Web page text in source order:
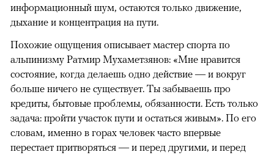
информационный шум, остаются только движение,
дыхание и концентрация на пути.
Похожие ощущения описывает мастер спорта по
альпинизму Ратмир Мухаметзянов: «Мне нравится
состояние, когда делаешь одно действие — и вокруг
больше ничего не существует. Ты забываешь про
кредиты, бытовые проблемы, обязанности. Есть только
задача: пройти участок пути и остаться живым». По его
словам, именно в горах человек часто впервые
перестает притворяться — и перед другими, и перед